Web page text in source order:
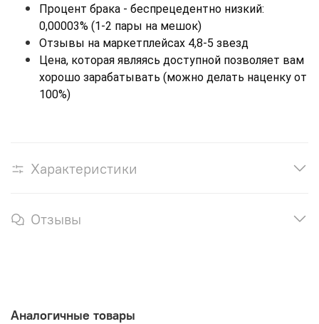
Процент брака - беспрецедентно низкий:
0,00003% (1-2 пары на мешок)
Отзывы на маркетплейсах 4,8-5 звезд
Цена, которая являясь доступной позволяет вам
хорошо зарабатывать (можно делать наценку от
100%)
Характеристики
Отзывы
Аналогичные товары